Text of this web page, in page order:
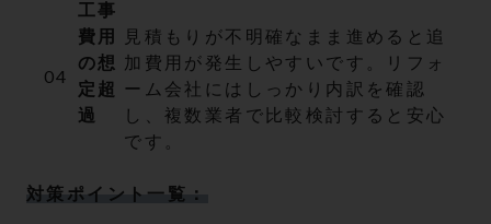
工事
費用
の想
定超
過
見積もりが不明確なまま進めると追
加費用が発生しやすいです。リフォ
ーム会社にはしっかり内訳を確認
し、複数業者で比較検討すると安心
です。
対策ポイント一覧：